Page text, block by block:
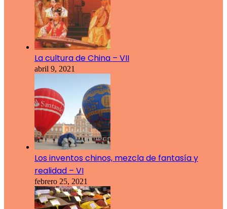
La cultura de China – VII
abril 9, 2021
Los inventos chinos, mezcla de fantasía y
realidad – VI
febrero 25, 2021